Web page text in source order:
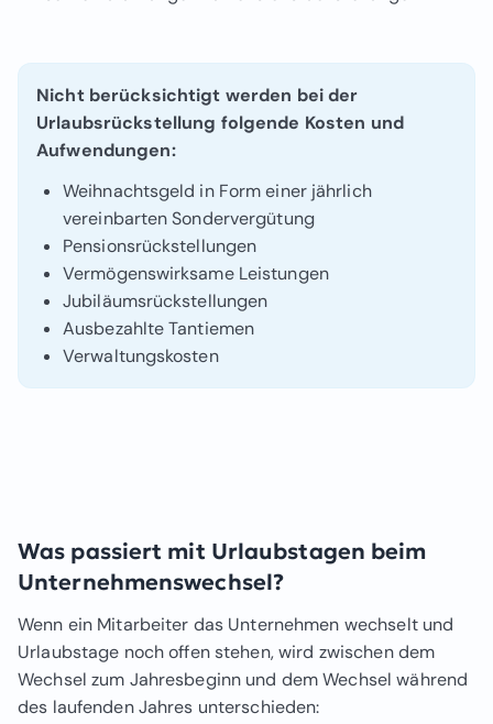
Nicht berücksichtigt werden bei der
Urlaubsrückstellung folgende Kosten und
Aufwendungen:
Weihnachtsgeld in Form einer jährlich
vereinbarten Sondervergütung
Pensionsrückstellungen
Vermögenswirksame Leistungen
Jubiläumsrückstellungen
Ausbezahlte Tantiemen
Verwaltungskosten
Was passiert mit Urlaubstagen beim
Unternehmenswechsel?
Wenn ein Mitarbeiter das Unternehmen wechselt und
Urlaubstage noch offen stehen, wird zwischen dem
Wechsel zum Jahresbeginn und dem Wechsel während
des laufenden Jahres unterschieden: